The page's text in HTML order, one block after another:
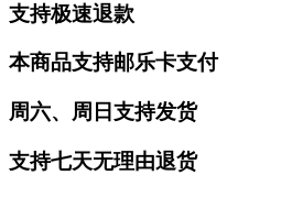
支持极速退款
本商品支持邮乐卡支付
周六、周日支持发货
支持七天无理由退货